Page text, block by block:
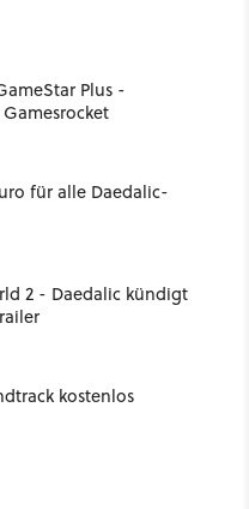
Plus -
für alle Daedalic-
2 - Daedalic kündigt
kostenlos